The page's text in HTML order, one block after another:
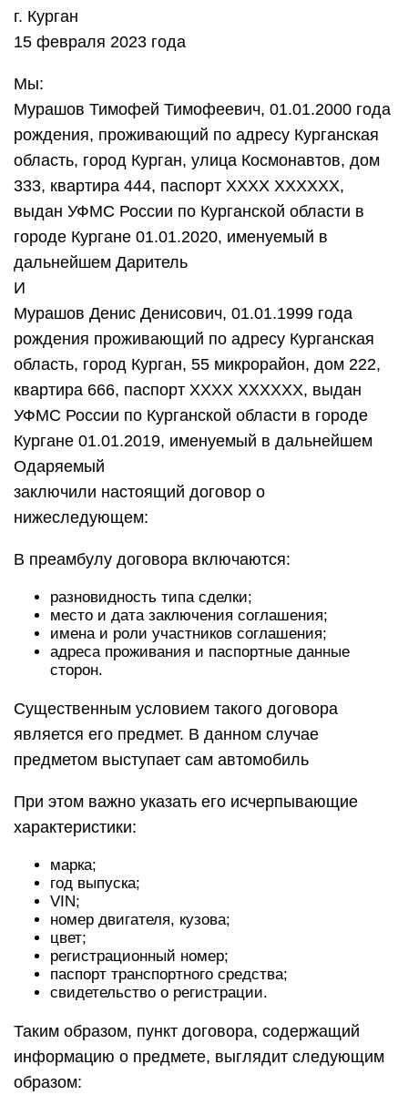
г. Курган
15 февраля 2023 года
Мы:
Мурашов Тимофей Тимофеевич, 01.01.2000 года
рождения, проживающий по адресу Курганская
область, город Курган, улица Космонавтов, дом
333, квартира 444, паспорт ХХХХ ХХХХХХ,
выдан УФМС России по Курганской области в
городе Кургане 01.01.2020, именуемый в
дальнейшем Даритель
И
Мурашов Денис Денисович, 01.01.1999 года
рождения проживающий по адресу Курганская
область, город Курган, 55 микрорайон, дом 222,
квартира 666, паспорт ХХХХ ХХХХХХ, выдан
УФМС России по Курганской области в городе
Кургане 01.01.2019, именуемый в дальнейшем
Одаряемый
заключили настоящий договор о
нижеследующем:
В преамбулу договора включаются:
разновидность типа сделки;
место и дата заключения соглашения;
имена и роли участников соглашения;
адреса проживания и паспортные данные
сторон.
Существенным условием такого договора
является его предмет. В данном случае
предметом выступает сам автомобиль
При этом важно указать его исчерпывающие
характеристики:
марка;
год выпуска;
VIN;
номер двигателя, кузова;
цвет;
регистрационный номер;
паспорт транспортного средства;
свидетельство о регистрации.
Таким образом, пункт договора, содержащий
информацию о предмете, выглядит следующим
образом: